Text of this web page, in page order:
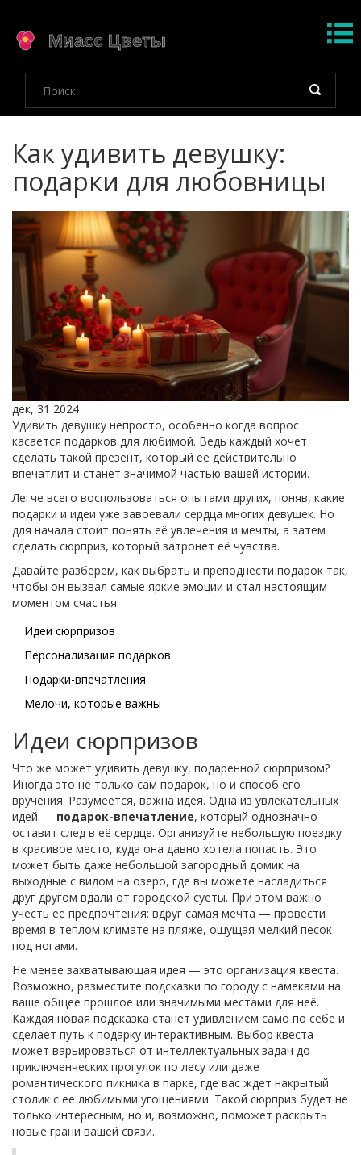
Как удивить девушку:
подарки для любовницы
дек, 31 2024
Удивить девушку непросто, особенно когда вопрос
касается подарков для любимой. Ведь каждый хочет
сделать такой презент, который её действительно
впечатлит и станет значимой частью вашей истории.
Легче всего воспользоваться опытами других, поняв, какие
подарки и идеи уже завоевали сердца многих девушек. Но
для начала стоит понять её увлечения и мечты, а затем
сделать сюрприз, который затронет её чувства.
Давайте разберем, как выбрать и преподнести подарок так,
чтобы он вызвал самые яркие эмоции и стал настоящим
моментом счастья.
Идеи сюрпризов
Персонализация подарков
Подарки-впечатления
Мелочи, которые важны
Идеи сюрпризов
Что же может удивить девушку, подаренной сюрпризом?
Иногда это не только сам подарок, но и способ его
вручения. Разумеется, важна идея. Одна из увлекательных
идей — подарок-впечатление, который однозначно
оставит след в её сердце. Организуйте небольшую поездку
в красивое место, куда она давно хотела попасть. Это
может быть даже небольшой загородный домик на
выходные с видом на озеро, где вы можете насладиться
друг другом вдали от городской суеты. При этом важно
учесть её предпочтения: вдруг самая мечта — провести
время в теплом климате на пляже, ощущая мелкий песок
под ногами.
Не менее захватывающая идея — это организация квеста.
Возможно, разместите подсказки по городу с намеками на
ваше общее прошлое или значимыми местами для неё.
Каждая новая подсказка станет удивлением само по себе и
сделает путь к подарку интерактивным. Выбор квеста
может варьироваться от интеллектуальных задач до
приключенческих прогулок по лесу или даже
романтического пикника в парке, где вас ждет накрытый
столик с ее любимыми угощениями. Такой сюрприз будет не
только интересным, но и, возможно, поможет раскрыть
новые грани вашей связи.